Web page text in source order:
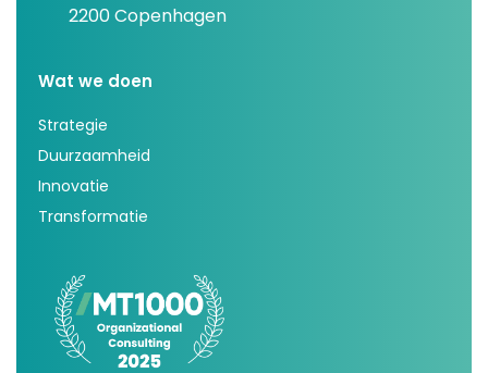
2200 Copenhagen
Wat we doen
Strategie
Duurzaamheid
Innovatie
Transformatie